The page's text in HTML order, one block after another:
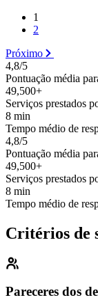
1
2
Próximo
4,8/5
Pontuação média
49,500+
Serviços prestados
8 min
Tempo médio de
4,8/5
Pontuação média
49,500+
Serviços prestados
8 min
Tempo médio de
Critérios de
Pareceres dos